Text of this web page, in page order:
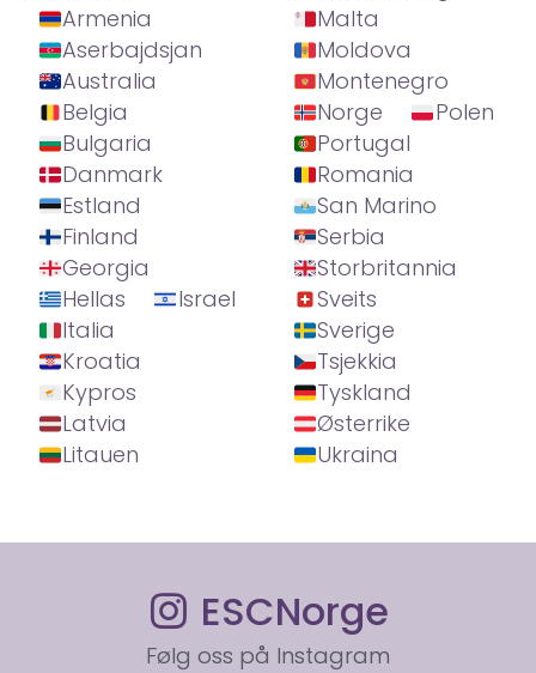
Armenia
Aserbajdsjan
Australia
Belgia
Bulgaria
Danmark
Estland
Finland
Georgia
Hellas
Israel
Italia
Kroatia
Kypros
Latvia
Litauen
Malta
Moldova
Montenegro
Norge
Polen
Portugal
Romania
San Marino
Serbia
Storbritannia
Sveits
Sverige
Tsjekkia
Tyskland
Østerrike
Ukraina
ESCNorge
Følg oss på Instagram